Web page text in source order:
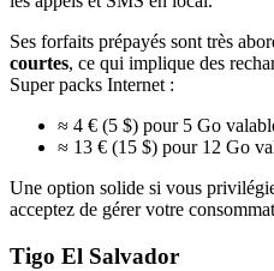
Ses forfaits prépayés sont très
courtes, ce qui implique des
Super packs Internet :
≈ 4 € (5 $) pour 5 Go
≈ 13 € (15 $) pour 12 Go
Une option solide si vous
acceptez de gérer votre
Tigo El Salvador